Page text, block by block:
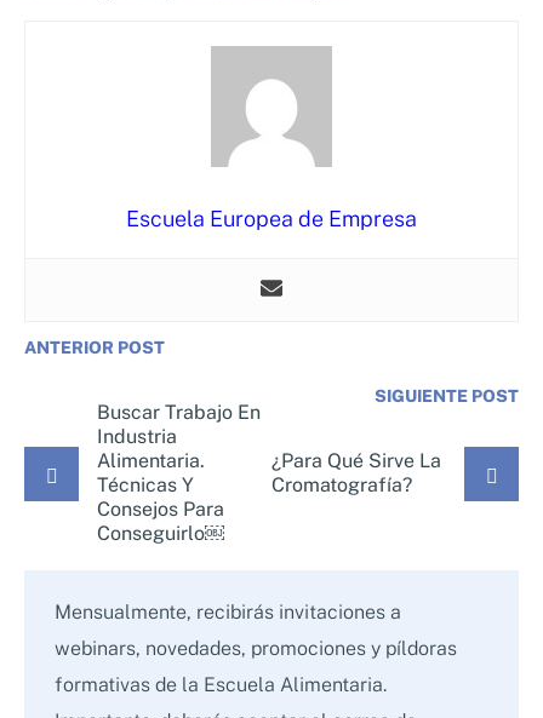
Escuela Europea de Empresa
ANTERIOR POST
Buscar Trabajo En
Industria
Alimentaria.
Técnicas Y
Consejos Para
Conseguirlo￼
SIGUIENTE POST
¿Para Qué Sirve La
Cromatografía?
Mensualmente, recibirás invitaciones a
webinars, novedades, promociones y píldoras
formativas de la Escuela Alimentaria.